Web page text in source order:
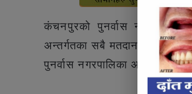
कंचनपुरको पुनर्वास
अन्तर्गतका सबै मतदान स्थलमा
पुनर्वास नगरपालिका